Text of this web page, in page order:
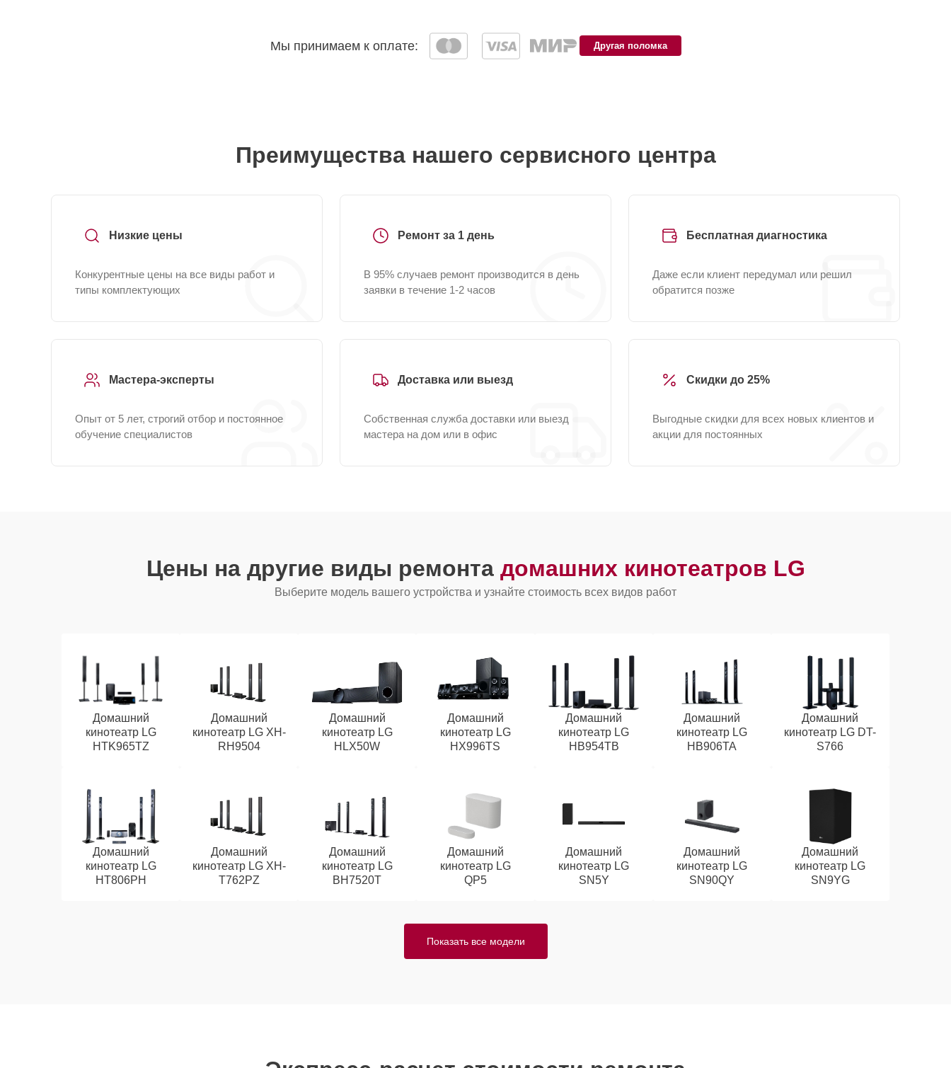
Мы принимаем к оплате: Другая поломка
Преимущества нашего сервисного центра
Низкие цены
Конкурентные цены на все виды работ и
типы комплектующих
Ремонт за 1 день
В 95% случаев ремонт производится в день
заявки в течение 1-2 часов
Бесплатная диагностика
Даже если клиент передумал или решил
обратится позже
Мастера-эксперты
Опыт от 5 лет, строгий отбор и постоянное
обучение специалистов
Доставка или выезд
Собственная служба доставки или выезд
мастера на дом или в офис
Скидки до 25%
Выгодные скидки для всех новых клиентов и
акции для постоянных
Цены на другие виды ремонта домашних кинотеатров LG
Выберите модель вашего устройства и узнайте стоимость всех видов работ
Домашний
кинотеатр LG
HTK965TZ
Домашний
кинотеатр LG XH-
RH9504
Домашний
кинотеатр LG
HLX50W
Домашний
кинотеатр LG
HX996TS
Домашний
кинотеатр LG
HB954TB
Домашний
кинотеатр LG
HB906TA
Домашний
кинотеатр LG DT-
S766
Домашний
кинотеатр LG
HT806PH
Домашний
кинотеатр LG XH-
T762PZ
Домашний
кинотеатр LG
BH7520T
Домашний
кинотеатр LG
QP5
Домашний
кинотеатр LG
SN5Y
Домашний
кинотеатр LG
SN90QY
Домашний
кинотеатр LG
SN9YG
Показать все модели